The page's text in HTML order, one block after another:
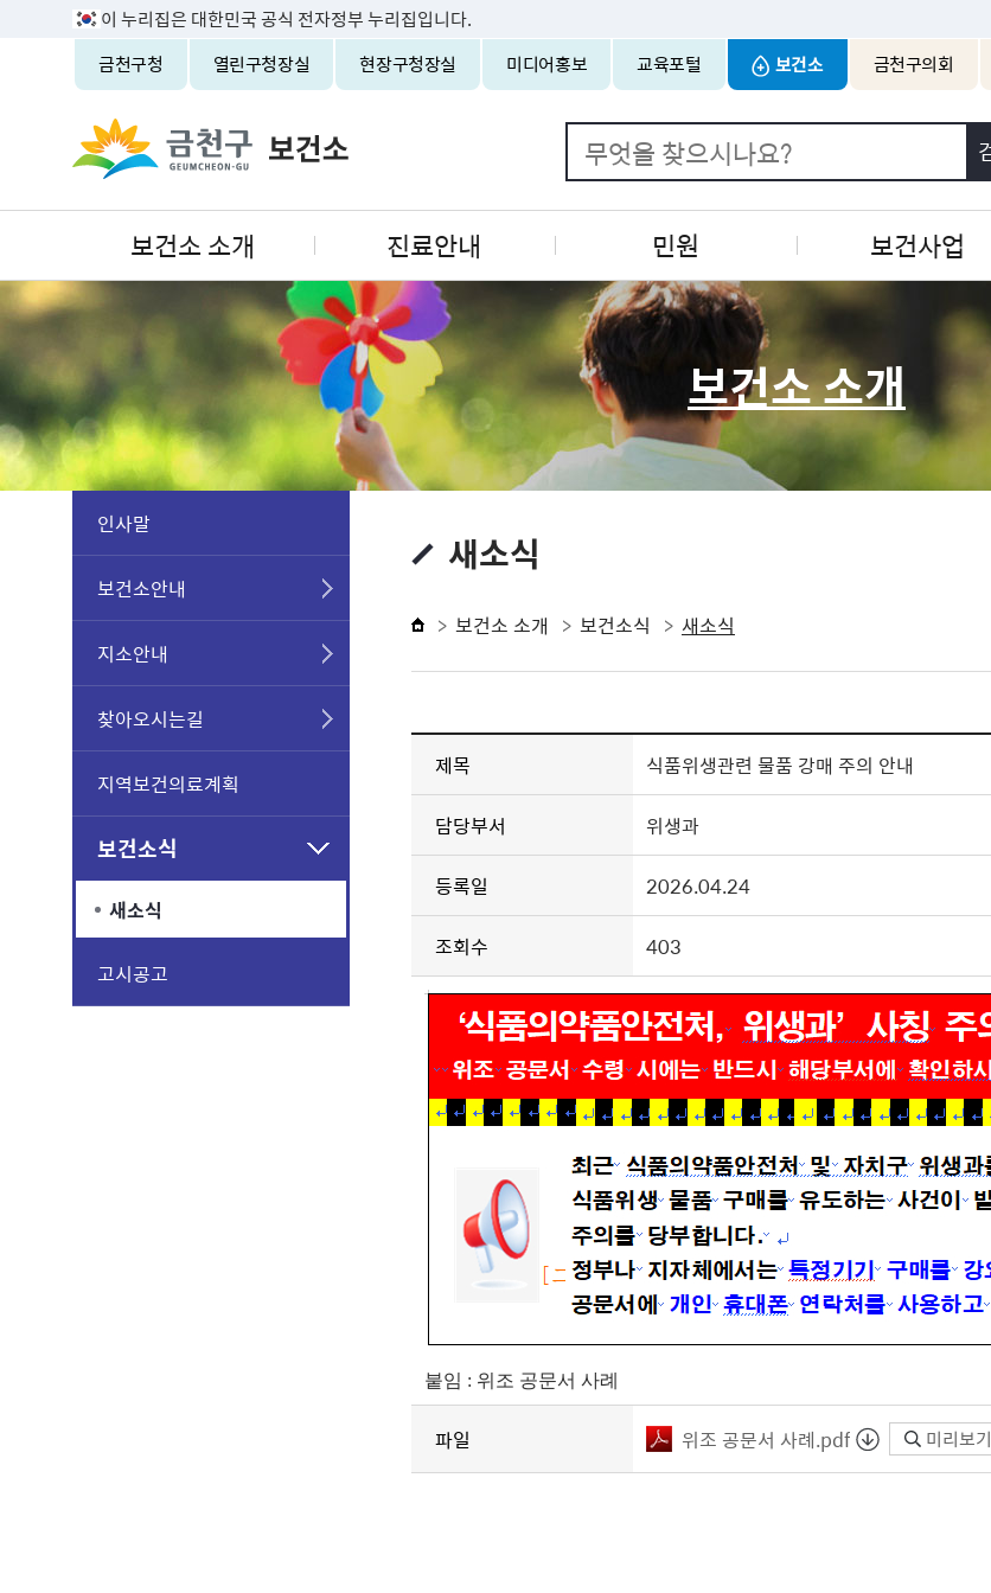
이 누리집은 대한민국 공식 전자정부 누리집입니다.
금천구청
열린구청장실 현장구청장실 미디어홍보 교육포털 보건소 금천구의회
보건소 소개 진료안내 민원 보건사업
보건소 소개
인사말
보건소안내
지소안내
찾아오시는길
지역보건의료계획
보건소식
새소식
고시공고
새소식
보건소 소개 보건소식 새소식
제목 식품위생관련 물품 강매 주의 안내
담당부서 위생과
등록일 2026.04.24
조회수 403
붙임 : 위조 공문서 사례
파일 위조 공문서 사례.pdf 미리보기